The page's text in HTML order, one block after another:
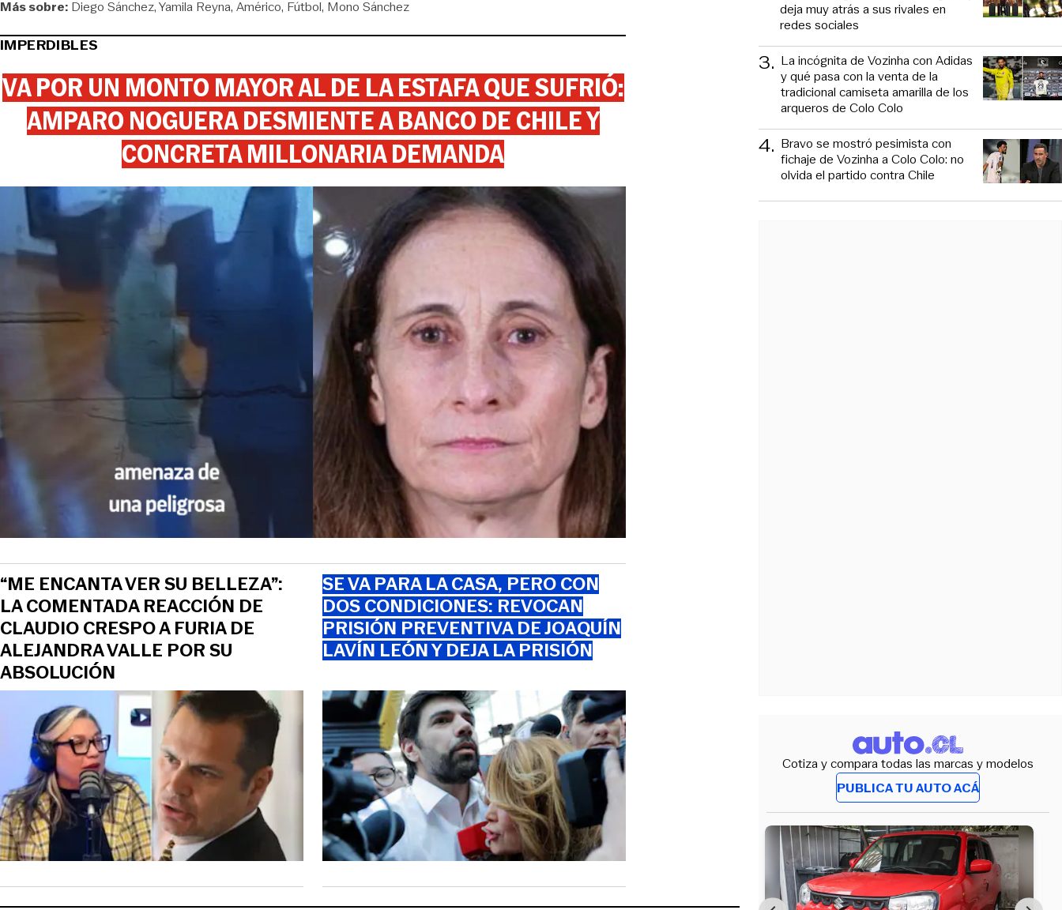
Más sobre: Diego Sánchez Yamila Reyna Américo Fútbol Mono Sánchez
IMPERDIBLES
VA POR UN MONTO MAYOR AL DE LA ESTAFA QUE SUFRIÓ:
AMPARO NOGUERA DESMIENTE A BANCO DE CHILE Y
CONCRETA MILLONARIA DEMANDA
“ME ENCANTA VER SU BELLEZA”:
LA COMENTADA REACCIÓN DE
CLAUDIO CRESPO A FURIA DE
ALEJANDRA VALLE POR SU
ABSOLUCIÓN
SE VA PARA LA CASA, PERO CON
DOS CONDICIONES: REVOCAN
PRISIÓN PREVENTIVA DE JOAQUÍN
LAVÍN LEÓN Y DEJA LA PRISIÓN
deja muy atrás a sus rivales en
redes sociales
3. La incógnita de Vozinha con Adidas
y qué pasa con la venta de la
tradicional camiseta amarilla de los
arqueros de Colo Colo
4. Bravo se mostró pesimista con
fichaje de Vozinha a Colo Colo: no
olvida el partido contra Chile
Cotiza y compara todas las marcas y modelos
PUBLICA TU AUTO ACÁ